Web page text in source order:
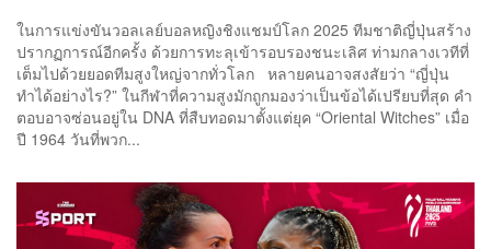
ในการแข่งขันวอลเลย์บอลหญิงชิงแชมป์โลก 2025 ทีมชาติญี่ปุ่นสร้าง
ปรากฏการณ์อีกครั้ง ด้วยการทะลุเข้ารอบรองชนะเลิศ ท่ามกลางเวทีที่
เต็มไปด้วยยอดทีมสูงใหญ่จากทั่วโลก หลายคนอาจสงสัยว่า “ญี่ปุ่น
ทำได้อย่างไร?” ในกีฬาที่ความสูงมักถูกมองว่าเป็นข้อได้เปรียบที่สุด คำ
ตอบอาจซ่อนอยู่ใน DNA ที่สืบทอดมาตั้งแต่ยุค “Oriental Witches” เมื่อ
ปี 1964 วันที่พวก...